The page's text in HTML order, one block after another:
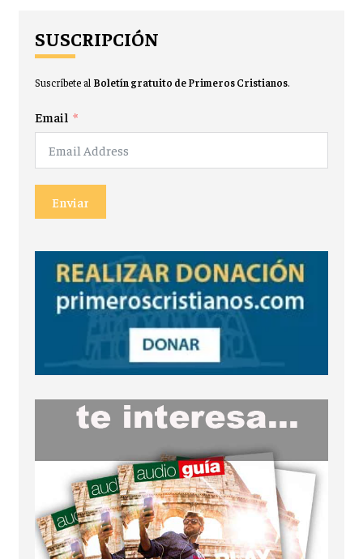
SUSCRIPCIÓN
Suscríbete al Boletín gratuito de Primeros Cristianos.
Email
Enviar